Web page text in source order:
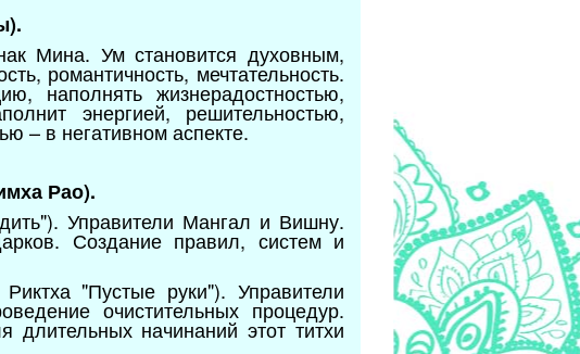
Мина. Ум становится духовным,
романтичность, мечтательность.
наполнять жизнерадостностью,
энергией, решительностью,
– в негативном аспекте.
Рао).
Управители Мангал и Вишну.
Создание правил, систем и
"Пустые руки"). Управители
очистительных процедур.
начинаний этот титхи